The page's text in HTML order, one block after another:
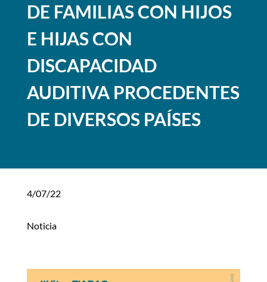
DE FAMILIAS CON HIJOS
E HIJAS CON
DISCAPACIDAD
AUDITIVA PROCEDENTES
DE DIVERSOS PAÍSES
4/07/22
Noticia